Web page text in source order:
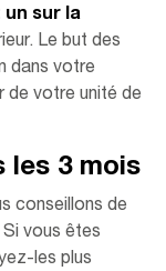
un sur la
Le but des
dans votre
de votre unité de
les 3 mois
conseillons de
Si vous êtes
les plus